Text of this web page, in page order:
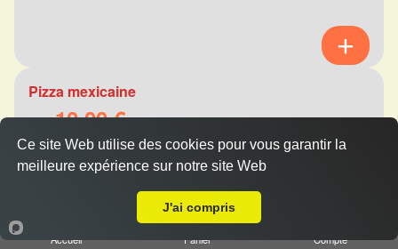
Pizza mexicaine
Dès10.00 €
Base sauce tomate, fromage, viande hachée,
merguez, champignons, poivrons
Accueil Panier Compte
Ce site Web utilise des cookies pour vous garantir la
meilleure expérience sur notre site Web
J'ai compris